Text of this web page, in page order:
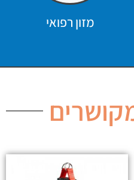
מזון רפואי